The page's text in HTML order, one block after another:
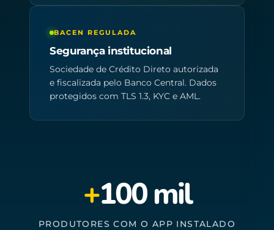
BACEN REGULADA
Segurança institucional
Sociedade de Crédito Direto autorizada
e fiscalizada pelo Banco Central. Dados
protegidos com TLS 1.3, KYC e AML.
+100 mil
PRODUTORES COM O APP INSTALADO